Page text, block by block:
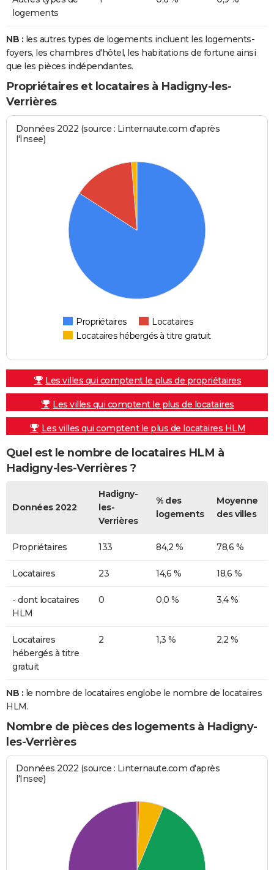
logements
NB : les autres types de logements incluent les logements-
foyers, les chambres d'hôtel, les habitations de fortune ainsi
que les pièces indépendantes.
Propriétaires et locataires à Hadigny-les-
Verrières
Données 2022 (source : Linternaute.com d'après
l'Insee)
Propriétaires
Locataires
Locataires hébergés à titre gratuit
Les villes qui comptent le plus de propriétaires
Les villes qui comptent le plus de locataires
Les villes qui comptent le plus de locataires HLM
Quel est le nombre de locataires HLM à
Hadigny-les-Verrières ?
Données 2022
Hadigny-
les-
Verrières
% des
logements
Moyenne
des villes
Propriétaires 133 84,2 % 78,6 %
Locataires 23 14,6 % 18,6 %
- dont locataires
HLM
0 0,0 % 3,4 %
Locataires
hébergés à titre
gratuit
2 1,3 % 2,2 %
NB : le nombre de locataires englobe le nombre de locataires
HLM.
Nombre de pièces des logements à Hadigny-
les-Verrières
Données 2022 (source : Linternaute.com d'après
l'Insee)